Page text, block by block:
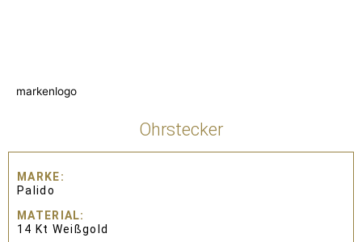
markenlogo
Ohrstecker
MARKE
Palido
MATERIAL
14 Kt Weißgold